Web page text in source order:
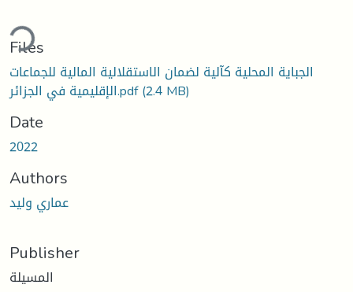
Files
الجباية المحلية كآلية لضمان الاستقلالية المالية للجماعات
الإقليمية في الجزائر.pdf(2.4 MB)
Date
2022
Authors
عماري وليد
Publisher
المسيلة